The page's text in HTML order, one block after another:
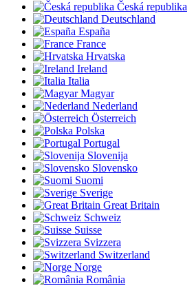
Česká republika
Deutschland
España
France
Hrvatska
Ireland
Italia
Magyar
Nederland
Österreich
Polska
Portugal
Slovenija
Slovensko
Suomi
Sverige
Great Britain
Schweiz
Suisse
Svizzera
Switzerland
Norge
România